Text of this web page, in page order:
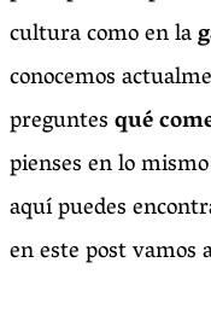
cultura como en la
conocemos
preguntesqué
pienses en lo
aquí puedes
en este post vamos